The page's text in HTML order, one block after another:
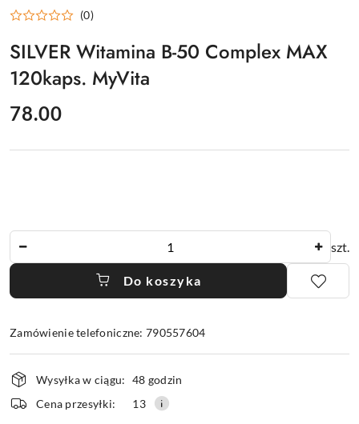
(0)
SILVER Witamina B-50 Complex MAX
120kaps. MyVita
cena:
78.00
szt.
Do koszyka
Zamówienie telefoniczne: 790557604
Dostępność
i
dostawa
Wysyłka w ciągu: 48 godzin
Cena przesyłki:
13